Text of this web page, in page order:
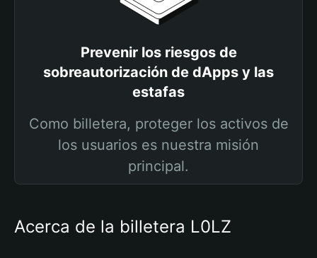
Prevenir los riesgos de
sobreautorización de dApps y las
estafas
Como billetera, proteger los activos de
los usuarios es nuestra misión
principal.
Acerca de la billetera L0LZ